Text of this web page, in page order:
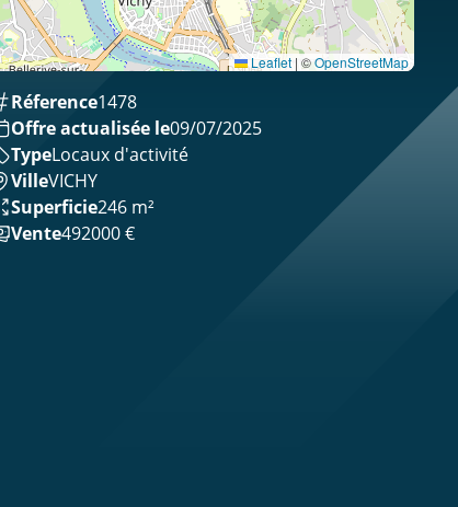
Leaflet | ©OpenStreetMap
Réference1478
Offre actualisée le09/07/2025
TypeLocaux d'activité
VilleVICHY
Superficie246 m²
Vente492000 €